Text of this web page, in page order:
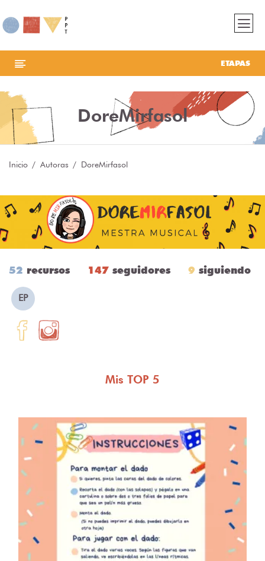
ETAPAS
DoreMirfasol
Inicio Autoras DoreMirfasol
52 recursos 147 seguidores 9 siguiendo
EP
Mis TOP 5